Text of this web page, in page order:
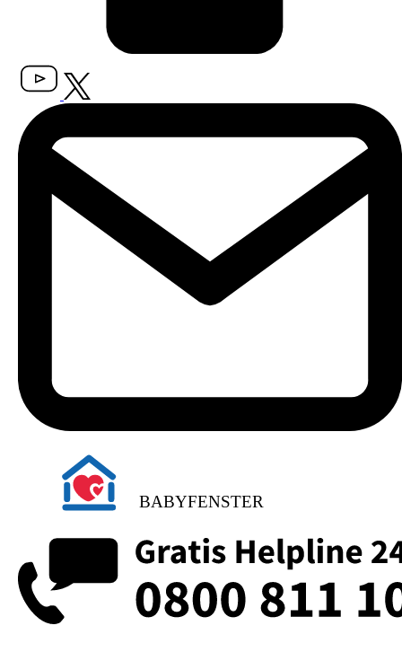
BABYFENSTER